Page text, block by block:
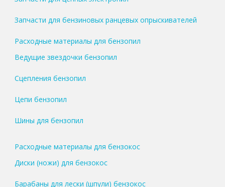
Запчасти для бензиновых ранцевых опрыскивателей
Расходные материалы для бензопил
Ведущие звездочки бензопил
Сцепления бензопил
Цепи бензопил
Шины для бензопил
Расходные материалы для бензокос
Диски (ножи) для бензокос
Барабаны для лески (шпули) бензокос